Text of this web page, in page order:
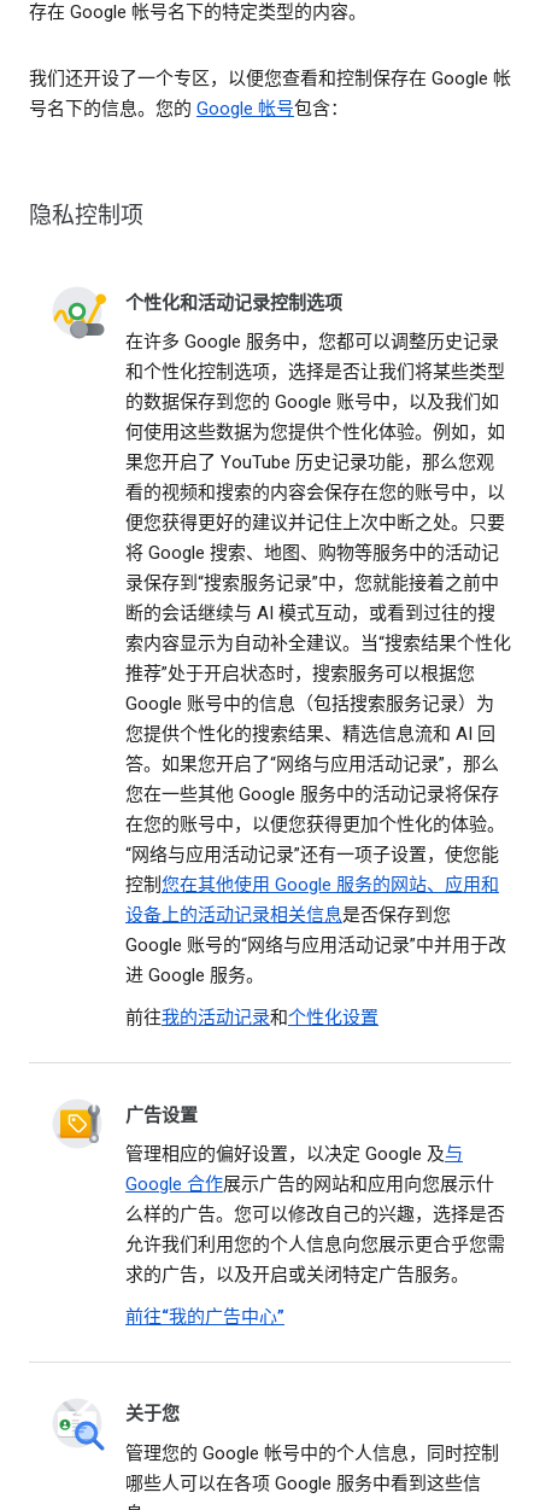
存在 Google 帐号名下的特定类型的内容。
我们还开设了一个专区，以便您查看和控制保存在 Google 帐
号名下的信息。您的 Google 帐号包含：
隐私控制项
个性化和活动记录控制选项
在许多 Google 服务中，您都可以调整历史记录
和个性化控制选项，选择是否让我们将某些类型
的数据保存到您的 Google 账号中，以及我们如
何使用这些数据为您提供个性化体验。例如，如
果您开启了 YouTube 历史记录功能，那么您观
看的视频和搜索的内容会保存在您的账号中，以
便您获得更好的建议并记住上次中断之处。只要
将 Google 搜索、地图、购物等服务中的活动记
录保存到“搜索服务记录”中，您就能接着之前中
断的会话继续与 AI 模式互动，或看到过往的搜
索内容显示为自动补全建议。当“搜索结果个性化
推荐”处于开启状态时，搜索服务可以根据您
Google 账号中的信息（包括搜索服务记录）为
您提供个性化的搜索结果、精选信息流和 AI 回
答。如果您开启了“网络与应用活动记录”，那么
您在一些其他 Google 服务中的活动记录将保存
在您的账号中，以便您获得更加个性化的体验。
“网络与应用活动记录”还有一项子设置，使您能
控制您在其他使用 Google 服务的网站、应用和
设备上的活动记录相关信息是否保存到您
Google 账号的“网络与应用活动记录”中并用于改
进 Google 服务。
前往我的活动记录和个性化设置
广告设置
管理相应的偏好设置，以决定 Google 及与
Google 合作展示广告的网站和应用向您展示什
么样的广告。您可以修改自己的兴趣，选择是否
允许我们利用您的个人信息向您展示更合乎您需
求的广告，以及开启或关闭特定广告服务。
前往“我的广告中心”
关于您
管理您的 Google 帐号中的个人信息，同时控制
哪些人可以在各项 Google 服务中看到这些信